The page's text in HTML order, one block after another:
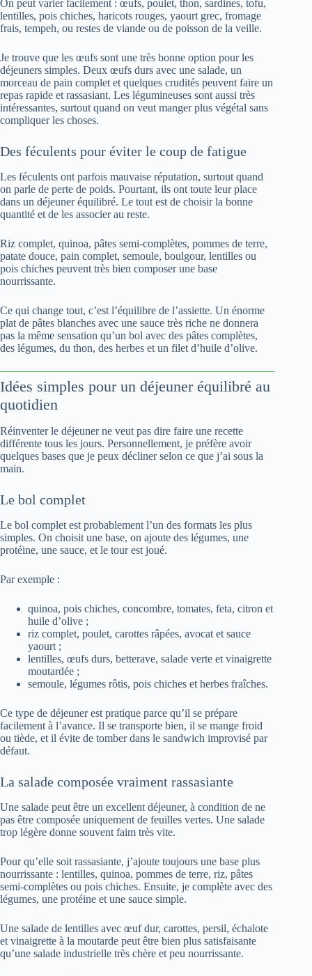
On peut varier facilement : œufs, poulet, thon, sardines, tofu,
lentilles, pois chiches, haricots rouges, yaourt grec, fromage
frais, tempeh, ou restes de viande ou de poisson de la veille.
Je trouve que les œufs sont une très bonne option pour les
déjeuners simples. Deux œufs durs avec une salade, un
morceau de pain complet et quelques crudités peuvent faire un
repas rapide et rassasiant. Les légumineuses sont aussi très
intéressantes, surtout quand on veut manger plus végétal sans
compliquer les choses.
Des féculents pour éviter le coup de fatigue
Les féculents ont parfois mauvaise réputation, surtout quand
on parle de perte de poids. Pourtant, ils ont toute leur place
dans un déjeuner équilibré. Le tout est de choisir la bonne
quantité et de les associer au reste.
Riz complet, quinoa, pâtes semi-complètes, pommes de terre,
patate douce, pain complet, semoule, boulgour, lentilles ou
pois chiches peuvent très bien composer une base
nourrissante.
Ce qui change tout, c’est l’équilibre de l’assiette. Un énorme
plat de pâtes blanches avec une sauce très riche ne donnera
pas la même sensation qu’un bol avec des pâtes complètes,
des légumes, du thon, des herbes et un filet d’huile d’olive.
Idées simples pour un déjeuner équilibré au
quotidien
Réinventer le déjeuner ne veut pas dire faire une recette
différente tous les jours. Personnellement, je préfère avoir
quelques bases que je peux décliner selon ce que j’ai sous la
main.
Le bol complet
Le bol complet est probablement l’un des formats les plus
simples. On choisit une base, on ajoute des légumes, une
protéine, une sauce, et le tour est joué.
Par exemple :
quinoa, pois chiches, concombre, tomates, feta, citron et
huile d’olive ;
riz complet, poulet, carottes râpées, avocat et sauce
yaourt ;
lentilles, œufs durs, betterave, salade verte et vinaigrette
moutardée ;
semoule, légumes rôtis, pois chiches et herbes fraîches.
Ce type de déjeuner est pratique parce qu’il se prépare
facilement à l’avance. Il se transporte bien, il se mange froid
ou tiède, et il évite de tomber dans le sandwich improvisé par
défaut.
La salade composée vraiment rassasiante
Une salade peut être un excellent déjeuner, à condition de ne
pas être composée uniquement de feuilles vertes. Une salade
trop légère donne souvent faim très vite.
Pour qu’elle soit rassasiante, j’ajoute toujours une base plus
nourrissante : lentilles, quinoa, pommes de terre, riz, pâtes
semi-complètes ou pois chiches. Ensuite, je complète avec des
légumes, une protéine et une sauce simple.
Une salade de lentilles avec œuf dur, carottes, persil, échalote
et vinaigrette à la moutarde peut être bien plus satisfaisante
qu’une salade industrielle très chère et peu nourrissante.